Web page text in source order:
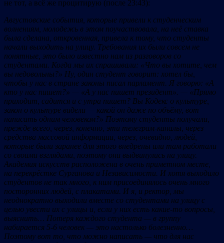
не тот, а всё же процитирую (после 23:43):
Августовские события, которые привели к студенческим
волнениям, молодежь в этом поучаствовала, на неё ставка
была сделана, откровенная, привела к тому, что студенты
начали выходить на улицу. Требования их были совсем не
понятные, это было известно нам из разговоров со
студентами. Когда мы их спрашивали: «Что вы хотите, чем
вы недовольны?» Ну, один студент говорит: хотел бы,
чтобы у нас в стране законы писал парламент. Я говорю: «А
кто у нас пишет?» — «А у нас пишет президент». — «Прямо
приходит, садится и с утра пишет? Вы Кодекс о культуре,
закон о культуре видели — какой он даже по объёму, вот
написать одним человеком?» Поэтому студенты получали,
прежде всего, через, конечно, эти телеграм-каналы, через
средства массовой информации, через, очевидно, людей,
которые были заранее для этого внедрены или там работали
со своими взглядами, поэтому они выдвинулись на улицу.
Академия искусств расположена в очень приметном месте,
на перекрёстке Сурганова и Независимости. И хотя выходило
студентов не так много, к ним присоединялось очень много
посторонних людей, с плакатами. И я, и ректор, мы
неоднократно выходили вместе со студентами на улицу с
целью увести их с улицы и, если у них есть какие-то вопросы,
выяснить… Потеря каждого студента — в группу
набирается 5-6 человек — это настолько болезненно…
Поэтому вот то, что можно написать — что для нас